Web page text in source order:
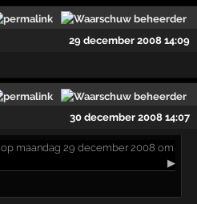
29 december 2008 14:09
30 december 2008 14:07
op maandag 29 december 2008 om
▶